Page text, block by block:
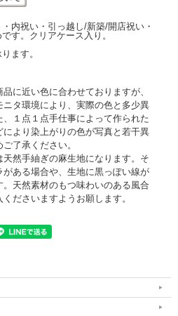
内祝い・引っ越し/新築/開店祝い・
す。クリアケース入り。
ます。
に近い色に合わせておりますが、
タ環境により、実際の色と多少異
１点１点手仕事によって作られた
より染上がりの色が写真と若干異
了承ください。
然手紬ぎの麻生地になります。そ
ある場合や、生地に黒っぽい線が
天然素材のもつ味わいのある風合
ださいますようお願します。